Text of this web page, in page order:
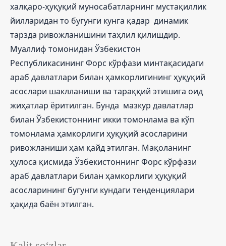
халқаро-ҳуқуқий муносабатларнинг мустақиллик
йилларидан то бугунги кунга қадар динамик
тарзда ривожланишини таҳлил қилишдир.
Муаллиф томонидан Ўзбекистон
Республикасининг Форс кўрфази минтақасидаги
араб давлатлари билан ҳамкорлигининг ҳуқуқий
асослари шаклланиши ва тараққий этишига оид
жиҳатлар ёритилган. Бунда мазкур давлатлар
билан Ўзбекистоннинг икки томонлама ва кўп
томонлама ҳамкорлиги ҳуқуқий асосларини
ривожланиши ҳам қайд этилган. Мақоланинг
ҳулоса қисмида Ўзбекистоннинг Форс кўрфази
араб давлатлари билан ҳамкорлиги ҳуқуқий
асосларининг бугунги кундаги тенденциялари
ҳақида баён этилган.